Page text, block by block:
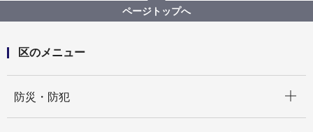
都市計画マスタープラン・鶴見区プラン「鶴見のまち
づくり」（平成14年策定）html版
ページトップへ
区のメニュー
防災・防犯